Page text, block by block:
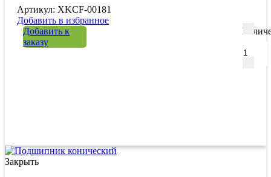
Артикул: XKCF-00181
Добавить в избранное
Добавить к
заказу
Закрыть